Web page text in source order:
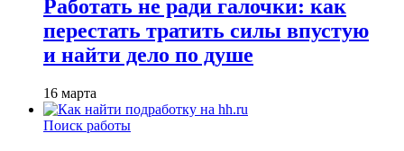
Работать не ради галочки: как
перестать тратить силы впустую
и найти дело по душе
16 марта
Поиск работы